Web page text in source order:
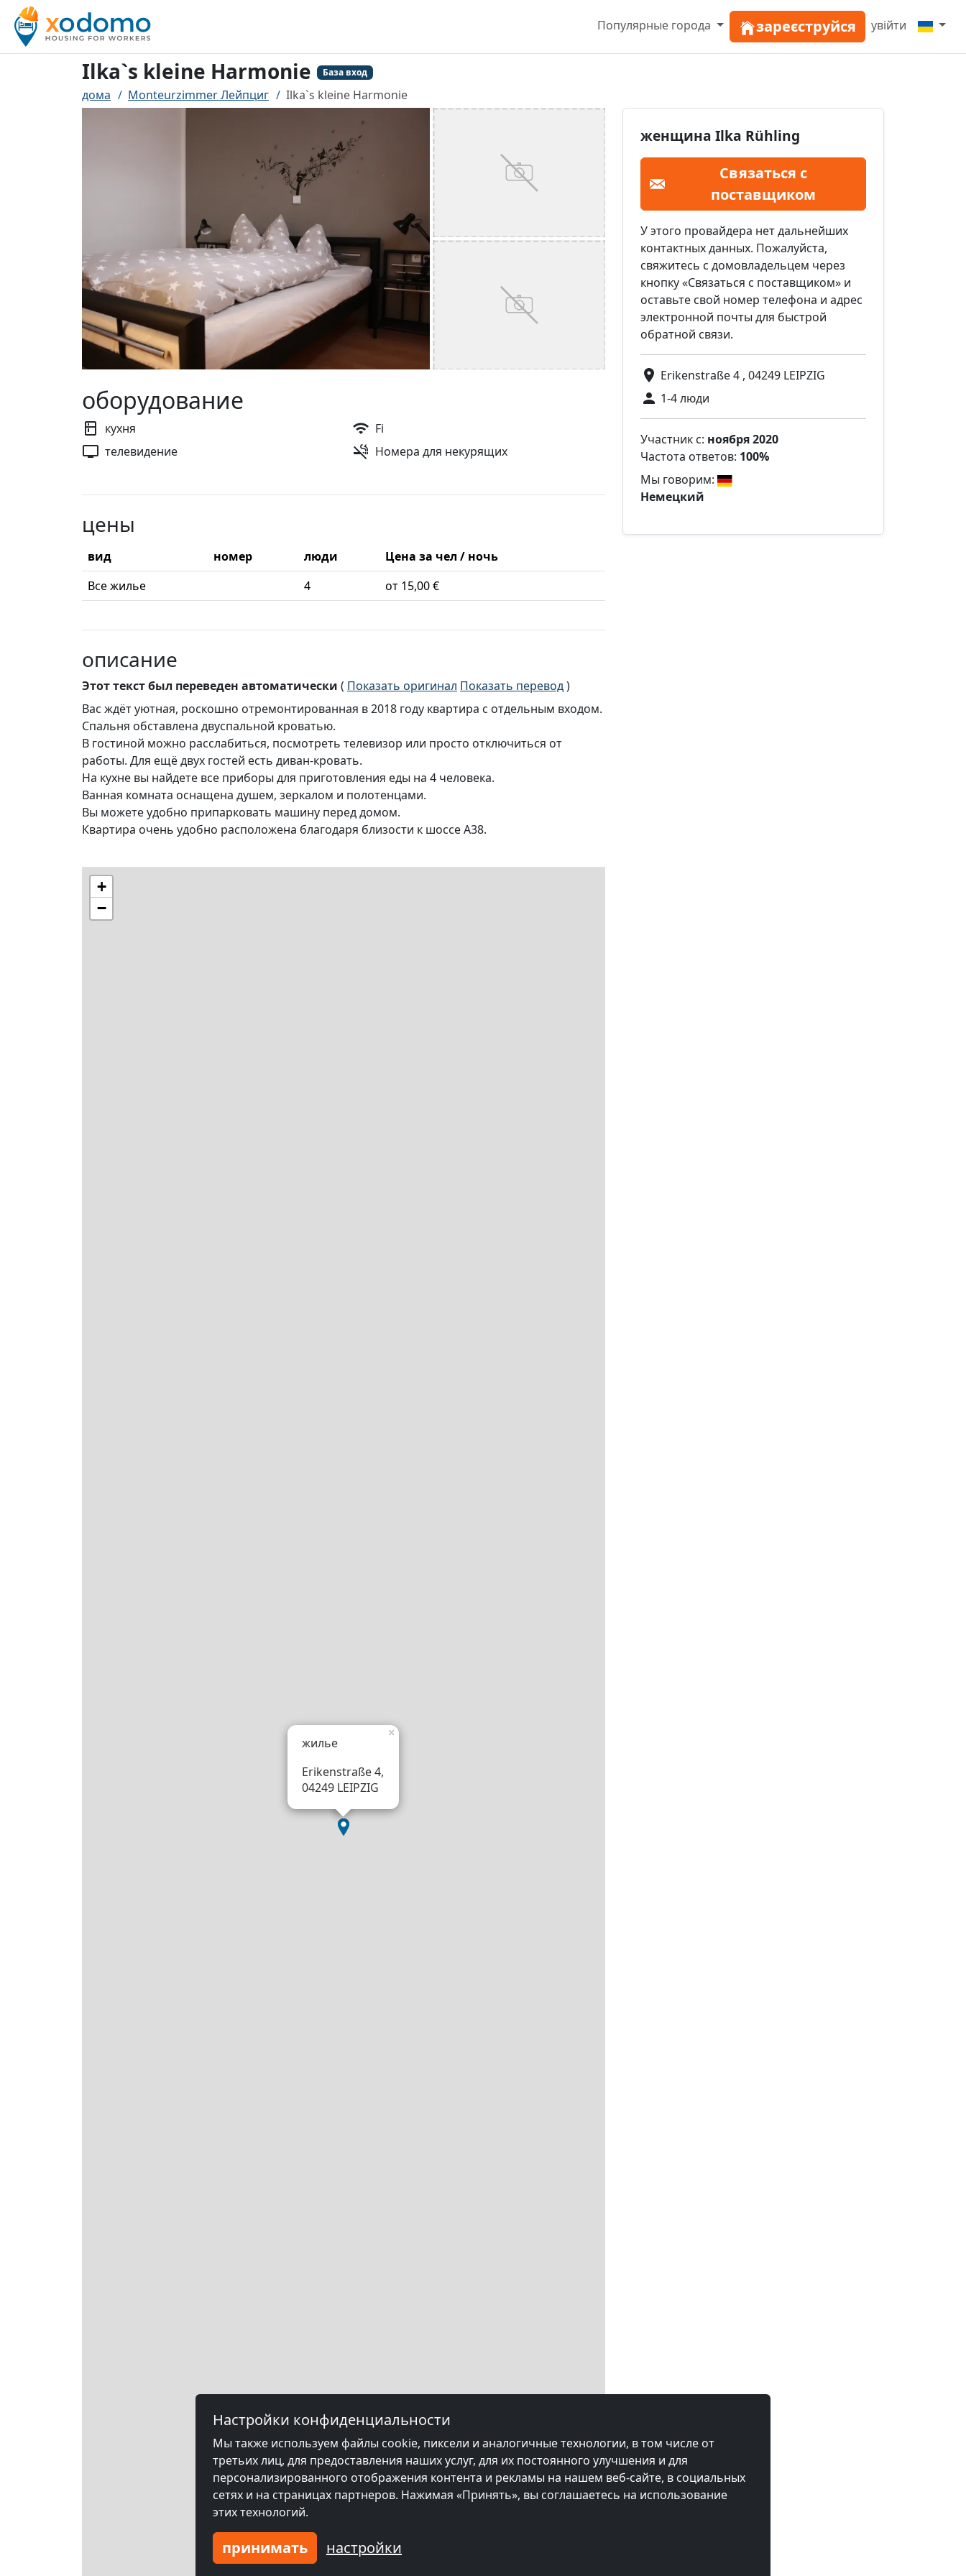
Популярные города зареєструйся увійти
Ilka`s kleine Harmonie База вход
дома Monteurzimmer Лейпциг Ilka`s kleine Harmonie
женщина Ilka Rühling
Связаться с
поставщиком
У этого провайдера нет дальнейших
контактных данных. Пожалуйста,
свяжитесь с домовладельцем через
кнопку «Связаться с поставщиком» и
оставьте свой номер телефона и адрес
электронной почты для быстрой
обратной связи.
Erikenstraße 4 , 04249 LEIPZIG
1-4 люди
Участник с: ноября 2020
Частота ответов: 100%
Мы говорим:
Немецкий
оборудование
кухня
Fi
телевидение
Номера для некурящих
цены
вид номер люди
Цена за чел / ночь
Все жилье
4 от 15,00 €
описание
Этот текст был переведен автоматически ( Показать оригинал Показать перевод)
Вас ждёт уютная, роскошно отремонтированная в 2018 году квартира с отдельным входом.
Спальня обставлена двуспальной кроватью.
В гостиной можно расслабиться, посмотреть телевизор или просто отключиться от
работы. Для ещё двух гостей есть диван-кровать.
На кухне вы найдете все приборы для приготовления еды на 4 человека.
Ванная комната оснащена душем, зеркалом и полотенцами.
Вы можете удобно припарковать машину перед домом.
Квартира очень удобно расположена благодаря близости к шоссе A38.
жилье
Erikenstraße 4,
04249 LEIPZIG
×
+
−
Настройки конфиденциальности
Мы также используем файлы cookie, пиксели и аналогичные технологии, в том числе от
третьих лиц, для предоставления наших услуг, для их постоянного улучшения и для
персонализированного отображения контента и рекламы на нашем веб-сайте, в социальных
сетях и на страницах партнеров. Нажимая «Принять», вы соглашаетесь на использование
этих технологий.
принимать настройки